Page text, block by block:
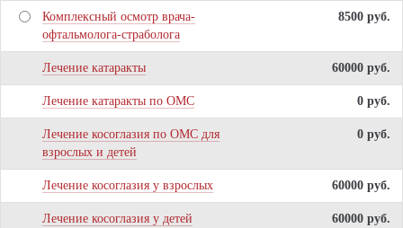
Комплексный осмотр врача-
офтальмолога-страболога
8500 pуб.
Лечение катаракты 60000 pуб.
Лечение катаракты по ОМС 0 pуб.
Лечение косоглазия по ОМС для
взрослых и детей
0 pуб.
Лечение косоглазия у взрослых 60000 pуб.
Лечение косоглазия у детей 60000 pуб.